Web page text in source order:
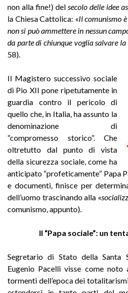
non alla fine!) del secolo delle idee
la Chiesa Cattolica: «Il comunismo
non si può ammettere in nessun
da parte di chiunque voglia salvare
58).
Il Magistero successivo sociale
di Pio XII pone ripetutamente in
guardia contro il pericolo di
quello che, in Italia, ha assunto la
denominazione di
“compromesso storico”. Che
oltretutto dal punto di vista
della sicurezza sociale, come ha
anticipato “profeticamente” Papa
e documenti, finisce per
dell’uomo trascinando alla «
comunismo, appunto).
Il “Papa sociale”: un
Segretario di Stato della Santa
Eugenio Pacelli visse come
tormenti dell’epoca dei